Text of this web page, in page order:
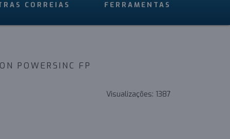
CORREIAS FERRAMENTAS
POWERSINC FP
Visualizações: 1387